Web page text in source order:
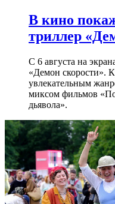
В кино
триллер
С 6 августа на
«Демон скорости».
увлекательным
миксом фильмов
дьявола».